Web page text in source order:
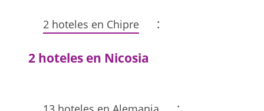
2 hoteles en Chipre :
2 hoteles en Nicosia